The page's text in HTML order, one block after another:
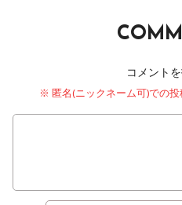
コメント
※ 匿名(ニックネーム可)での投